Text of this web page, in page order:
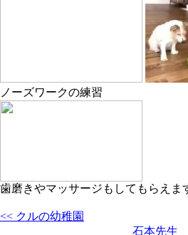
ノーズワークの練習
歯磨きやマッサージもしてもらえま
<< クルの幼稚園
石本先生